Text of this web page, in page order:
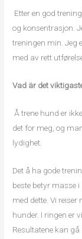
Etter en god
og konsentrasjon.
treningen min. Jeg
med av rett
Vad är det
Å trene hund er
det for meg, og
lydighet.
Det å ha gode
beste betyr masse
med dette. Vi
hunder. I ringen er
Resultatene kan